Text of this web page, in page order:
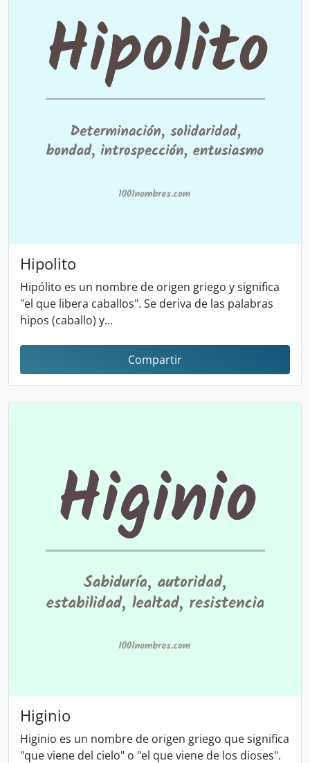
Hipolito
Hipólito es un nombre de origen griego y significa
"el que libera caballos". Se deriva de las palabras
hipos (caballo) y...
Compartir
Higinio
Higinio es un nombre de origen griego que significa
"que viene del cielo" o "el que viene de los dioses".